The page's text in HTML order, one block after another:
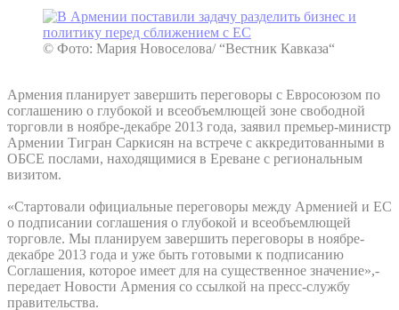
© Фото: Мария Новоселова/ “Вестник Кавказа“
Армения планирует завершить переговоры с Евросоюзом по
соглашению о глубокой и всеобъемлющей зоне свободной
торговли в ноябре-декабре 2013 года, заявил премьер-министр
Армении Тигран Саркисян на встрече с аккредитованными в
ОБСЕ послами, находящимися в Ереване с региональным
визитом.
«Стартовали официальные переговоры между Арменией и ЕС
о подписании соглашения о глубокой и всеобъемлющей
торговле. Мы планируем завершить переговоры в ноябре-
декабре 2013 года и уже быть готовыми к подписанию
Соглашения, которое имеет для на существенное значение»,-
передает Новости Армения со ссылкой на пресс-службу
правительства.